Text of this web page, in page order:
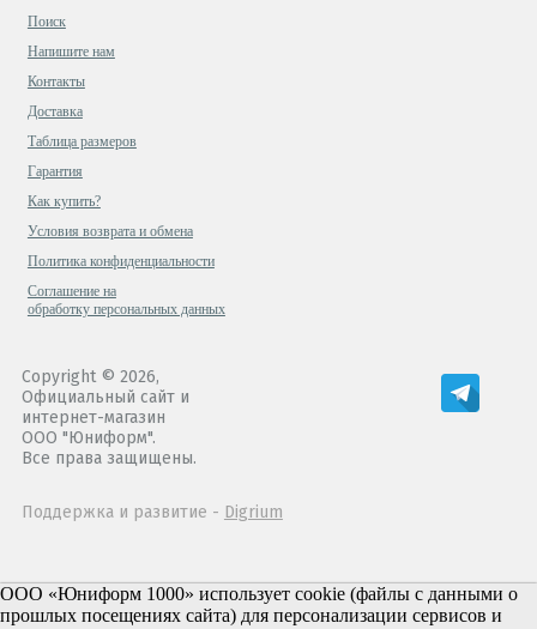
Поиск
Напишите нам
Контакты
Доставка
Таблица размеров
Гарантия
Как купить?
Условия возврата и обмена
Политика конфиденциальности
Cоглашение на
обработку персональных данных
Copyright © 2026,
Официальный сайт и
интернет-магазин
ООО "Юниформ".
Все права защищены.
Поддержка и развитие - Digrium
ООО «Юниформ 1000» использует cookie (файлы с данными о
прошлых посещениях сайта) для персонализации сервисов и